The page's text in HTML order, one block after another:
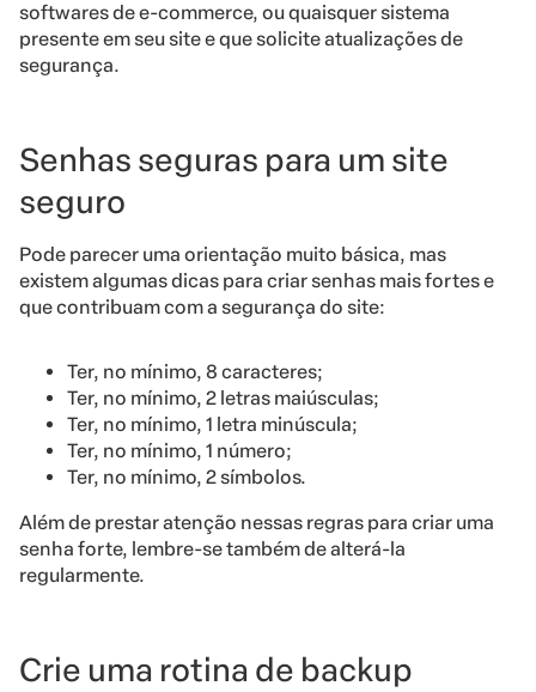
softwares de e-commerce, ou quaisquer sistema
presente em seu site e que solicite atualizações de
segurança.
Senhas seguras para um site
seguro
Pode parecer uma orientação muito básica, mas
existem algumas dicas para criar senhas mais fortes e
que contribuam com a segurança do site:
Ter, no mínimo, 8 caracteres;
Ter, no mínimo, 2 letras maiúsculas;
Ter, no mínimo, 1 letra minúscula;
Ter, no mínimo, 1 número;
Ter, no mínimo, 2 símbolos.
Além de prestar atenção nessas regras para criar uma
senha forte, lembre-se também de alterá-la
regularmente.
Crie uma rotina de backup